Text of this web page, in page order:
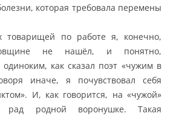
которая требовала перемены
товарищей по работе я, конечно,
не нашёл, и понятно,
одиноким, как сказал поэт «чужим в
иначе, я почувствовал себя
И, как говорится, на «чужой»
рад родной воронушке. Такая